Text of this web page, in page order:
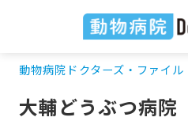
動物病院ドクターズ・ファイル
大輔どうぶつ病院